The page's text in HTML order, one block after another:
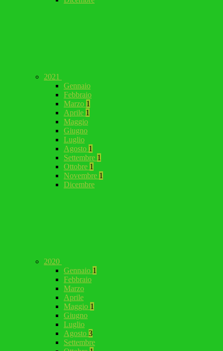
2021
Gennaio
Febbraio
Marzo 1
Aprile 1
Maggio
Giugno
Luglio
Agosto 1
Settembre 1
Ottobre 1
Novembre 1
Dicembre
2020
Gennaio 1
Febbraio
Marzo
Aprile
Maggio 1
Giugno
Luglio
Agosto 3
Settembre